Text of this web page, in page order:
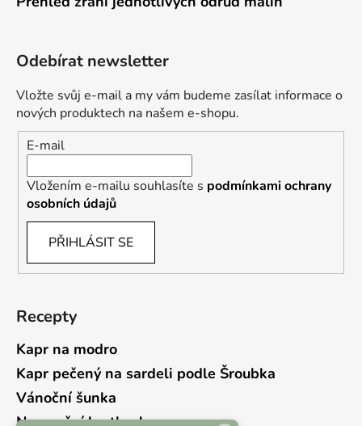
Odebírat newsletter
Vložte svůj e-mail a my vám budeme zasílat informace o
nových produktech na našem e-shopu.
E-mail
Vložením e-mailu souhlasíte s podmínkami ochrany
osobních údajů
PŘIHLÁSIT SE
Recepty
Kapr na modro
Kapr pečený na sardeli podle Šroubka
Vánoční šunka
Novoroční hrstkovka